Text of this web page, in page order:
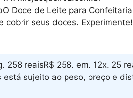
Doce de Leite para
cobrir seus doces.
258 reaisR$ 258. em. 12x. 25
sujeito ao peso, preço e